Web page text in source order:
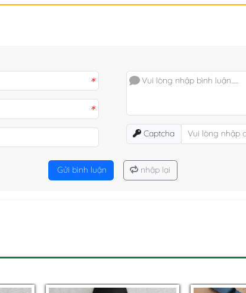
*
*
Captcha
Gửi bình luận nhập lại